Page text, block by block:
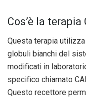
Cos’è la terapia
Questa terapia
globuli bianchi del
modificati in
specifico chiamato
Questo recettore